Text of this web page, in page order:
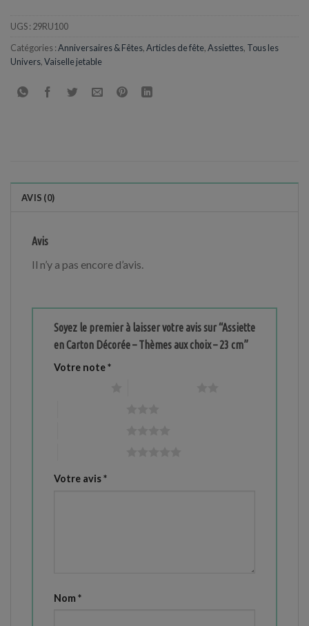
UGS : 29RU100
Catégories :Anniversaires & Fêtes,Articles de fête,Assiettes, Tous les
Univers,Vaiselle jetable
AVIS (0)
Avis
Il n’y a pas encore d’avis.
Soyez le premier à laisser votre avis sur “Assiette
en Carton Décorée – Thèmes aux choix – 23 cm”
Votre note*
Votre avis*
Nom *